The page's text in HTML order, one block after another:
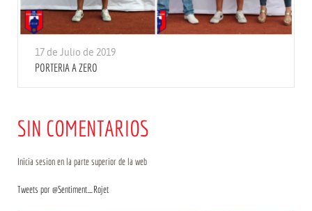
17 de Julio de 2019
PORTERIA A ZERO
SIN COMENTARIOS
Inicia sesion en la parte superior de la web
Tweets por @Sentiment_Rojet